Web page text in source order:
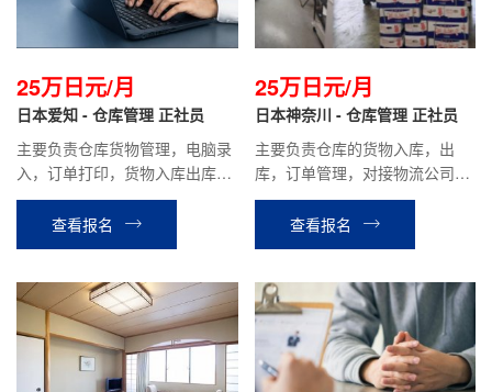
25万日元/月
日本爱知 - 仓库管理 正社员
主要负责仓库货物管理，电脑录
入，订单打印，货物入库出库，
打包发货等相关工作。
查看报名
25万日元/月
日本神奈川 - 仓库管理 正社员
主要负责仓库的货物入库，出
库，订单管理，对接物流公司等
工作。
查看报名